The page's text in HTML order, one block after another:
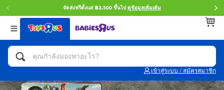
จัดส่งฟรีตั้งแต่ ฿3,500 ขึ้นไป ดูข้อมูลเพิ่มเติม
เข้าสู่ระบบ / สมัครสมาชิก
กลับ
หมวดหมู่
แอคชั่นฟิกเกอร์ และการสวมบทบาทเป็นฮีโร่
จักรยาน สกู๊ตเตอร์ และรถขาไถ
กลับ
แบรนด์
Toy Story ทอย สตอรี่
Super Mario ซูเปอร์ มาริโอ้
กลับ
Age
0~2 ปี
3~4 ปี